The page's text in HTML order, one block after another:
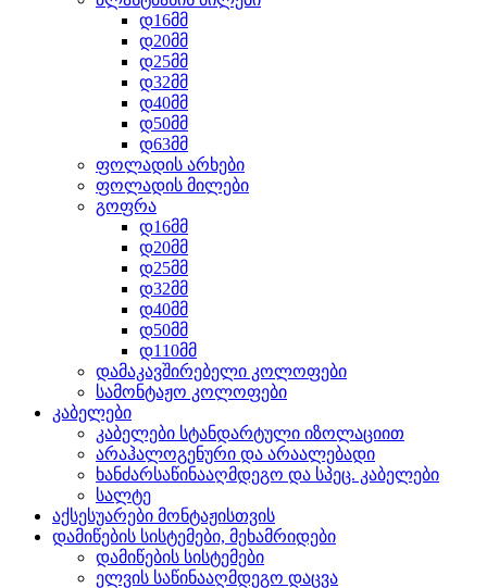
დ16მმ
დ20მმ
დ25მმ
დ32მმ
დ40მმ
დ50მმ
დ63მმ
ფოლადის არხები
ფოლადის მილები
გოფრა
დ16მმ
დ20მმ
დ25მმ
დ32მმ
დ40მმ
დ50მმ
დ110მმ
დამაკავშირებელი კოლოფები
სამონტაჟო კოლოფები
კაბელები
კაბელები სტანდარტული იზოლაციით
არაჰალოგენური და არაალებადი
ხანძარსაწინააღმდეგო და სპეც. კაბელები
სალტე
აქსესუარები მონტაჟისთვის
დამიწების სისტემები, მეხამრიდები
დამიწების სისტემები
ელვის საწინააღმდეგო დაცვა